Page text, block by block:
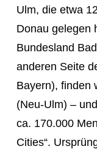
Ulm, die etwa
Donau gelegen
Bundesland
anderen Seite
Bayern), finden
(Neu-Ulm) –
ca. 170.000
Cities“.